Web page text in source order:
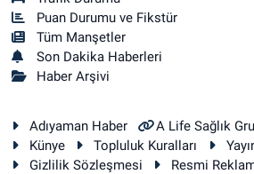
Puan Durumu ve Fikstür
Tüm Manşetler
Son Dakika Haberleri
Haber Arşivi
Adıyaman Haber A Life Sağlık
Künye
Topluluk Kuralları
Gizlilik Sözleşmesi
Resmi